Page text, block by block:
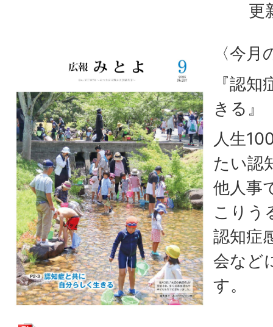
更
〈今
『認
きる』
人生
たい認
他人事
こりう
認知症
会など
す。